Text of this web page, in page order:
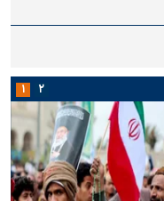
۱ ۲